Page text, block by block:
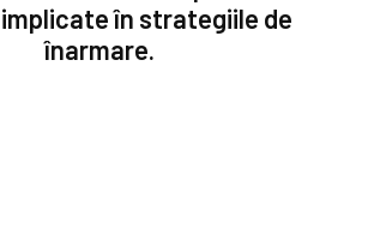
în strategiile de
înarmare.